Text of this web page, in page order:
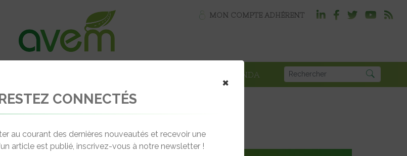
MON COMPTE ADHÉRENT
AGENDA
×
CONNECTÉS
au courant des dernières nouveautés et recevoir une
article est publié, inscrivez-vous à notre newsletter !